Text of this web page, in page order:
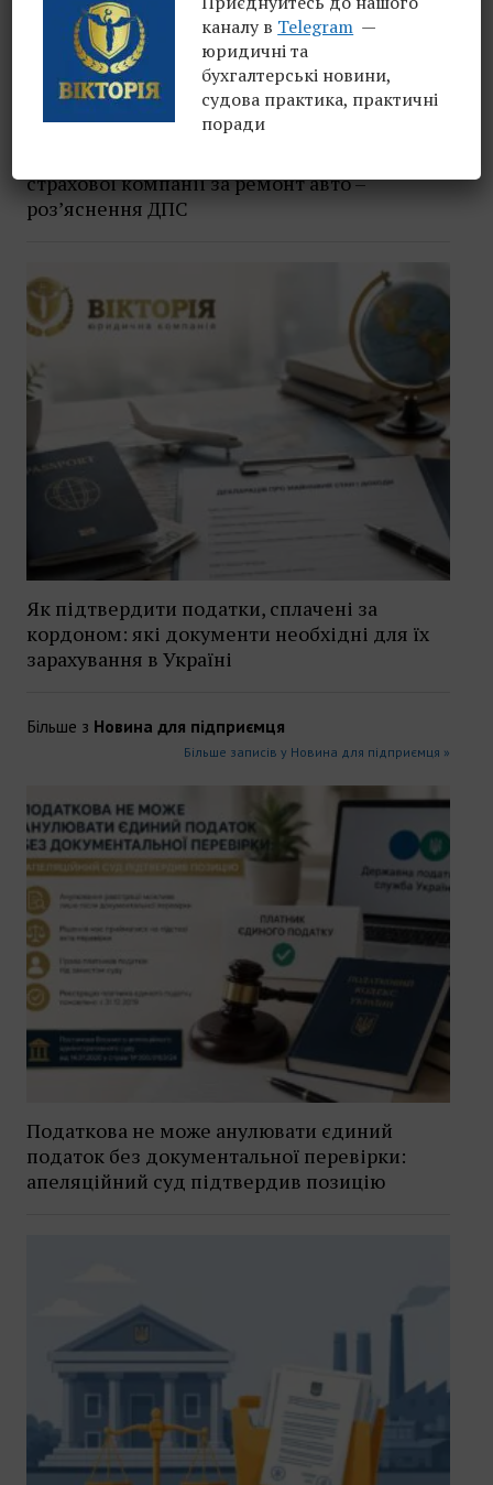
страхової компанії за ремонт авто –
роз’яснення ДПС
Як підтвердити податки, сплачені за
кордоном: які документи необхідні для їх
зарахування в Україні
Більше з Новина для підприємця
Більше записів у Новина для підприємця »
Податкова не може анулювати єдиний
податок без документальної перевірки:
апеляційний суд підтвердив позицію
каналу в Telegram —
юридичні та
бухгалтерські новини,
судова практика, практичні
поради